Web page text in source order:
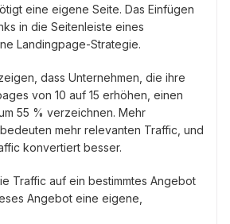
eine eigene Seite. Das Einfügen
in die Seitenleiste eines
Landingpage-Strategie.
dass Unternehmen, die ihre
von 10 auf 15 erhöhen, einen
55 % verzeichnen. Mehr
mehr relevanten Traffic, und
konvertiert besser.
Traffic auf ein bestimmtes Angebot
Angebot eine eigene,